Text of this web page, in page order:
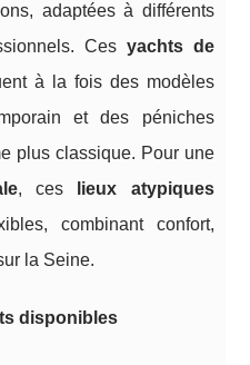
adaptées à différents
Ces yachts de
à la fois des modèles
et des péniches
plus classique. Pour une
, ces
lieux atypiques
combinant confort,
la Seine.
disponibles